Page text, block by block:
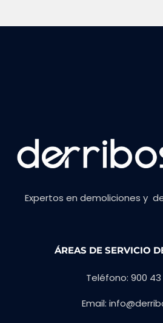
Expertos en demoliciones y
ÁREAS DE SERVICIO
Teléfono: 900 43
Email: